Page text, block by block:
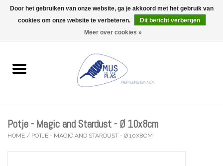
0 Artikelen - €0,00
Wenskaarten
Lifestyle
Potje - Magic and Stardust - Ø 10x8cm
HOME / POTJE - MAGIC AND STARDUST - Ø 10X8CM
Door het gebruiken van onze website, ga je akkoord met het gebruik van
cookies om onze website te verbeteren.
Dit bericht verbergen
Meer over cookies »
Wij zijn uitzonderlijk gesloten op Do 13/08